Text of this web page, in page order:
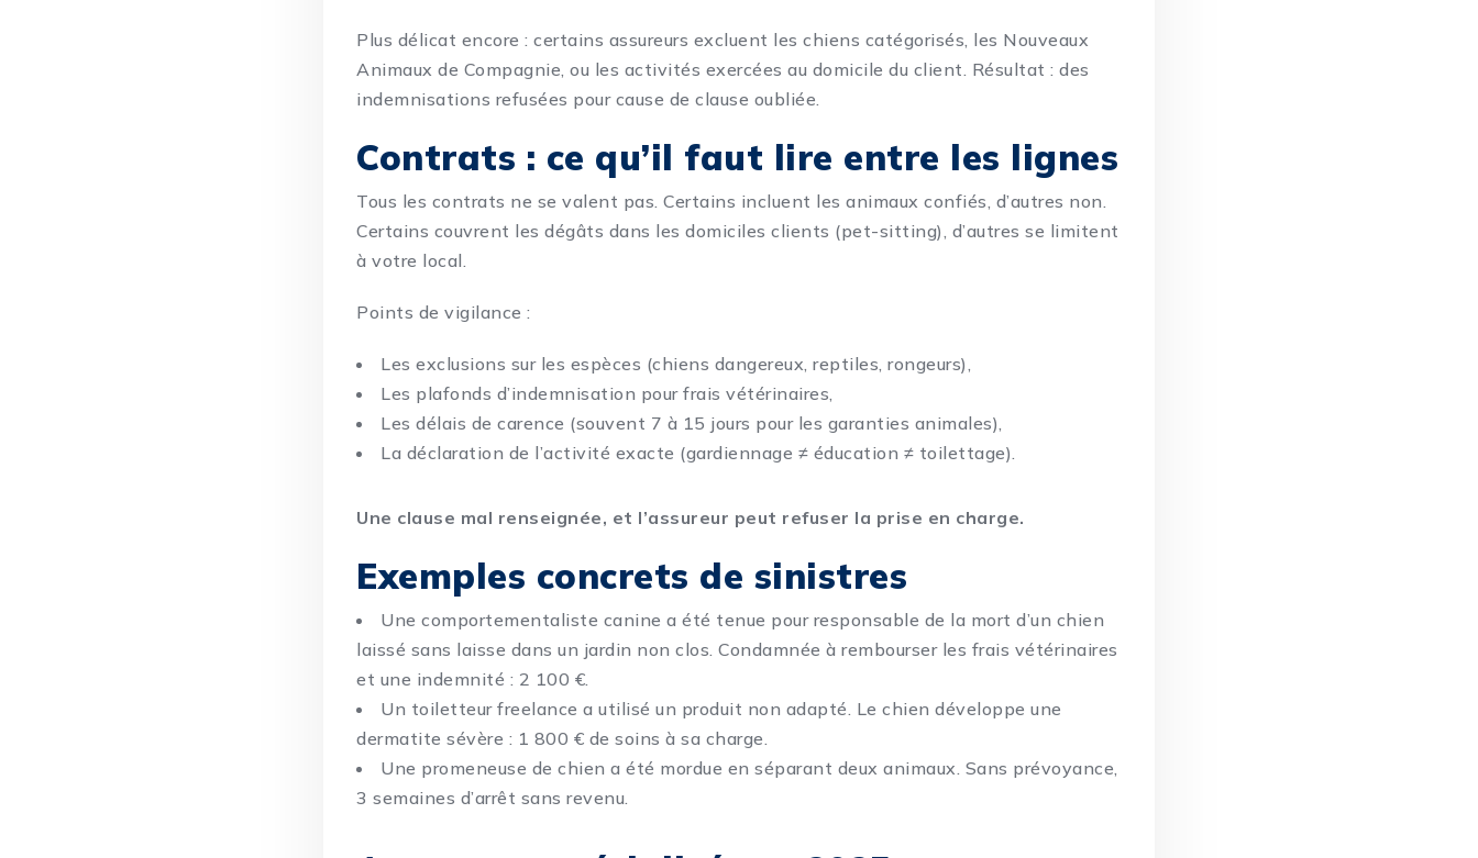
Plus délicat encore : certains assureurs excluent les chiens catégorisés, les Nouveaux
Animaux de Compagnie, ou les activités exercées au domicile du client. Résultat :des
indemnisations refusées pour cause de clause oubliée.
Contrats : ce qu’il faut lire entre les lignes
Tous les contrats ne se valent pas. Certains incluent les animaux confiés, d’autres non.
Certains couvrent les dégâts dans les domiciles clients (pet-sitting), d’autres se limitent
à votre local.
Points de vigilance :
Les exclusions sur les espèces (chiens dangereux, reptiles, rongeurs),
Les plafonds d’indemnisation pour frais vétérinaires,
Les délais de carence (souvent 7 à 15 jours pour les garanties animales),
La déclaration de l’activité exacte (gardiennage ≠ éducation ≠ toilettage).
Une clause mal renseignée, et l’assureur peut refuser la prise en charge.
Exemples concrets de sinistres
Une comportementaliste canine a été tenue pour responsable de la mort d’un chien
laissé sans laisse dans un jardin non clos. Condamnée à rembourser les frais vétérinaires
et une indemnité : 2 100 €.
Un toiletteur freelance a utilisé un produit non adapté. Le chien développe une
dermatite sévère : 1 800 € de soins à sa charge.
Une promeneuse de chien a été mordue en séparant deux animaux. Sans prévoyance,
3 semaines d’arrêt sans revenu.